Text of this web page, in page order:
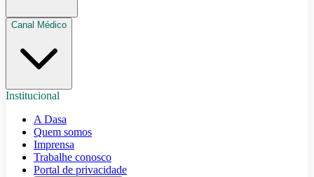
Canal Médico
Institucional
A Dasa
Quem somos
Imprensa
Trabalhe conosco
Portal de privacidade